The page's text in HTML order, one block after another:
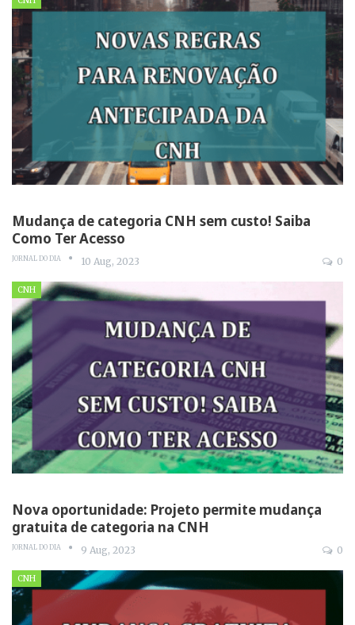
Mudança de categoria CNH sem custo! Saiba
Como Ter Acesso
JORNAL DO DIA 10 Aug, 2023 0
CNH
Nova oportunidade: Projeto permite mudança
gratuita de categoria na CNH
JORNAL DO DIA 9 Aug, 2023 0
CNH